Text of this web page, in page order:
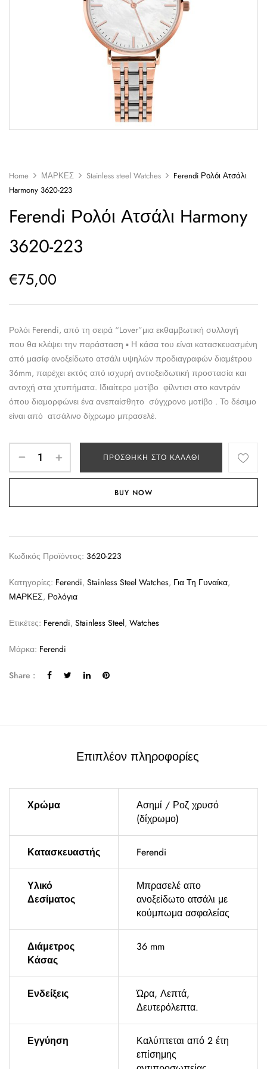
Home ΜΑΡΚΕΣ Stainless steel Watches
Ferendi Ρολόι Ατσάλι
Harmony 3620-223
Ferendi Ρολόι Ατσάλι Harmony
3620-223
€75,00
Ρολόι Ferendi, από τη σειρά “Lover”μια εκθαμβωτική συλλογή
που θα κλέψει την παράσταση ▪ Η κάσα του είναι κατασκευασμένη
από μασίφ ανοξείδωτο ατσάλι υψηλών προδιαγραφών διαμέτρου
36mm, παρέχει εκτός από ισχυρή αντιοξειδωτική προστασία και
αντοχή στα χτυπήματα. Ιδιαίτερο μοτίβο φίλντισι στο καντράν
όπου διαμορφώνει ένα ανεπαίσθητο σύγχρονο μοτίβο . Το δέσιμο
είναι από ατσάλινο δίχρωμο μπρασελέ.
ΠΡΟΣΘΉΚΗ ΣΤΟ ΚΑΛΆΘΙ
BUY NOW
Κωδικός Προϊόντος: 3620-223
Κατηγορίες: Ferendi, Stainless Steel Watches, Για Τη Γυναίκα,
ΜΑΡΚΕΣ, Ρολόγια
Ετικέτες: Ferendi, Stainless Steel, Watches
Μάρκα: Ferendi
Share :
Επιπλέον πληροφορίες
Χρώμα
Ασημί / Ροζ χρυσό
(δίχρωμο)
Κατασκευαστής Ferendi
Υλικό
Δεσίματος
Μπρασελέ απο
ανοξείδωτο ατσάλι με
κούμπωμα ασφαλείας
Διάμετρος
Κάσας
36 mm
Ενδείξεις
Ώρα, Λεπτά,
Δευτερόλεπτα.
Εγγύηση
Καλύπτεται από 2 έτη
επίσημης